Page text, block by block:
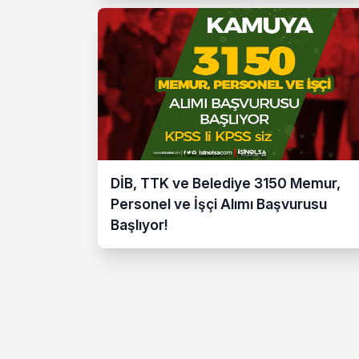
DİB, TTK ve Belediye 3150 Memur,
Personel ve İşçi Alımı Başvurusu
Başlıyor!